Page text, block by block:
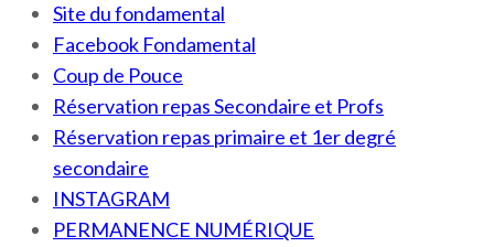
Site du fondamental
Facebook Fondamental
Coup de Pouce
Réservation repas Secondaire et Profs
Réservation repas primaire et 1er degré
secondaire
INSTAGRAM
PERMANENCE NUMÉRIQUE